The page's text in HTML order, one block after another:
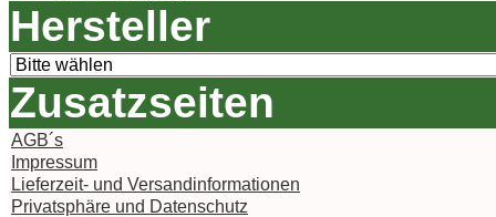
Hersteller
Zusatzseiten
AGB´s
Impressum
Lieferzeit- und Versandinformationen
Privatsphäre und Datenschutz